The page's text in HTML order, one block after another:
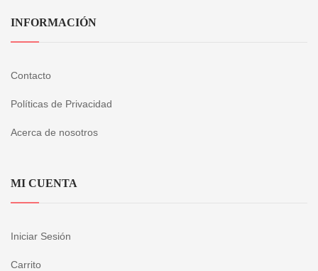
INFORMACIÓN
Contacto
Políticas de Privacidad
Acerca de nosotros
MI CUENTA
Iniciar Sesión
Carrito